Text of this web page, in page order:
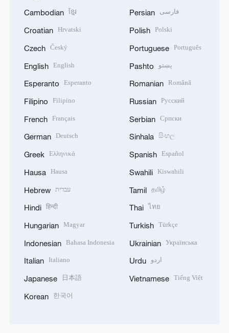
Cambodian ខ្មែរ
Croatian Hrvatski
Czech Český
English English
Esperanto Esperanto
Filipino Filipino
French Français
German Deutsch
Greek Ελληνικά
Hausa Hausa
Hebrew עברית
Hindi हिन्दी
Hungarian Magyar
Indonesian Bahasa Indonesia
Italian Italiano
Japanese 日本語
Korean 한국어
Persian فارسی
Polish Polski
Portuguese Português
Pashto پښتو
Romanian Română
Russian Русский
Serbian Српски
Sinhala සිංහල
Spanish Español
Swahili Kiswahili
Tamil தமிழ்
Thai ไทย
Turkish Türkçe
Ukrainian Українська
Urdu اردو
Vietnamese Tiếng Việt